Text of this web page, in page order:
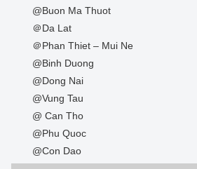
@Buon Ma Thuot
＠Da Lat
＠Phan Thiet – Mui Ne
@Binh Duong
@Dong Nai
@Vung Tau
@ Can Tho
@Phu Quoc
@Con Dao